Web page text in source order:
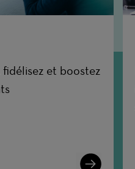
et boostez
Learn